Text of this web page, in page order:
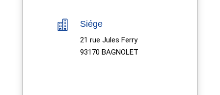
 Siége
21 rue Jules Ferry
93170 BAGNOLET